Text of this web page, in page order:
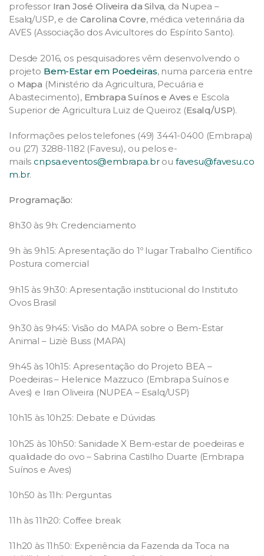
professor Iran José Oliveira da Silva, da Nupea –
Esalq/USP, e de Carolina Covre, médica veterinária da
AVES (Associação dos Avicultores do Espírito Santo).
Desde 2016, os pesquisadores vêm desenvolvendo o
projeto Bem-Estar em Poedeiras, numa parceria entre
o Mapa (Ministério da Agricultura, Pecuária e
Abastecimento), Embrapa Suínos e Aves e Escola
Superior de Agricultura Luiz de Queiroz (Esalq/USP).
Informações pelos telefones (49) 3441-0400 (Embrapa)
ou (27) 3288-1182 (Favesu), ou pelos e-
mails cnpsa.eventos@embrapa.brou favesu@favesu.co
m.br.
Programação:
8h30 às 9h: Credenciamento
9h às 9h15: Apresentação do 1º lugar Trabalho Científico
Postura comercial
9h15 às 9h30: Apresentação institucional do Instituto
Ovos Brasil
9h30 às 9h45: Visão do MAPA sobre o Bem-Estar
Animal – Liziè Buss (MAPA)
9h45 às 10h15: Apresentação do Projeto BEA –
Poedeiras – Helenice Mazzuco (Embrapa Suínos e
Aves) e Iran Oliveira (NUPEA – Esalq/USP)
10h15 às 10h25: Debate e Dúvidas
10h25 às 10h50: Sanidade X Bem-estar de poedeiras e
qualidade do ovo – Sabrina Castilho Duarte (Embrapa
Suínos e Aves)
10h50 às 11h: Perguntas
11h às 11h20: Coffee break
11h20 às 11h50: Experiência da Fazenda da Toca na